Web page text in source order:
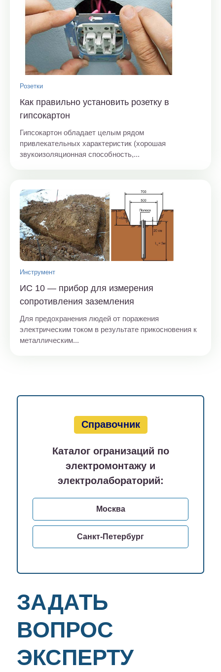
Розетки
Как правильно установить розетку в
гипсокартон
Гипсокартон обладает целым рядом
привлекательных характеристик (хорошая
звукоизоляционная способность,...
Инструмент
ИС 10 — прибор для измерения
сопротивления заземления
Для предохранения людей от поражения
электрическим током в результате прикосновения к
металлическим...
Справочник
Каталог огранизаций по
электромонтажу и
электролабораторий:
Москва
Санкт-Петербург
ЗАДАТЬ
ВОПРОС
ЭКСПЕРТУ